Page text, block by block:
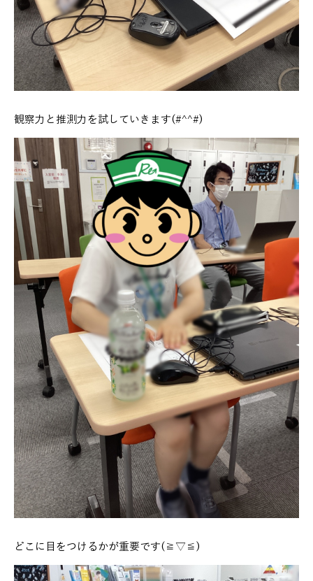
観察力と推測力を試していきます(#^^#)
どこに目をつけるかが重要です(≧▽≦)